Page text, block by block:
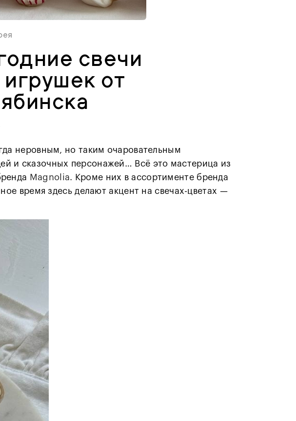
свечи
от
неровным, но таким очаровательным
и сказочных персонажей… Всё это мастерица из
Magnolia. Кроме них в ассортименте бренда
время здесь делают акцент на свечах-цветах —